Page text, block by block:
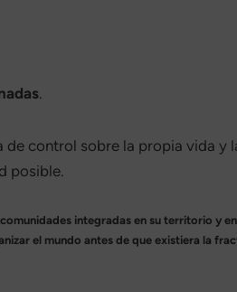
.
de control sobre la propia vida y
posible.
integradas en su territorio y
el mundo antes de que existiera la